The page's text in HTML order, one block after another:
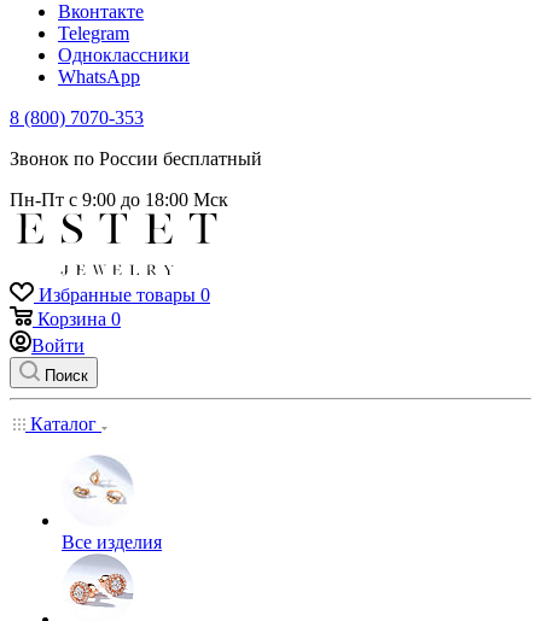
Вконтакте
Telegram
Одноклассники
WhatsApp
8 (800) 7070-353
Звонок по России бесплатный
Пн-Пт с 9:00 до 18:00 Мск
Избранные товары 0
Корзина 0
Войти
Поиск
Каталог
Все изделия